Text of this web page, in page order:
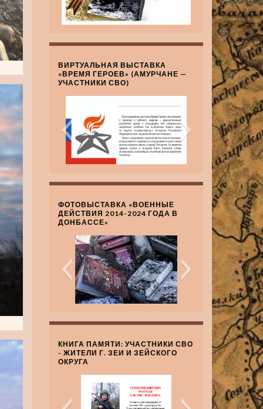
ВИРТУАЛЬНАЯ ВЫСТАВКА
«ВРЕМЯ ГЕРОЕВ» (АМУРЧАНЕ —
УЧАСТНИКИ СВО)
ФОТОВЫСТАВКА «ВОЕННЫЕ
ДЕЙСТВИЯ 2014-2024 ГОДА В
ДОНБАССЕ»
КНИГА ПАМЯТИ: УЧАСТНИКИ СВО
- ЖИТЕЛИ Г. ЗЕИ И ЗЕЙСКОГО
ОКРУГА